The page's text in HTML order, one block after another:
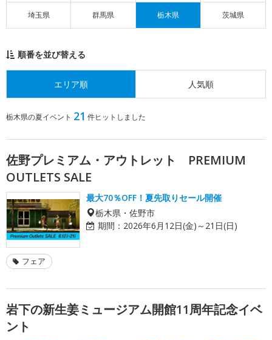
埼玉県 群馬県 栃木県 茨城県
順番を並び替える
エリア順 人気順
栃木県の夏イベント 21 件ヒットしました
佐野プレミアム・アウトレット PREMIUM
OUTLETS SALE
最大70％OFF！夏先取りセール開催
栃木県・佐野市
期間： 2026年6月12日(金)～21日(日)
フェア
岩下の新生姜ミュージアム開館11周年記念イベ
ント